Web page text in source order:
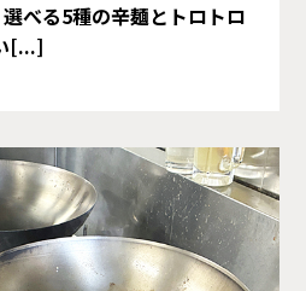
べる5種の辛麺とトロトロ
[...]